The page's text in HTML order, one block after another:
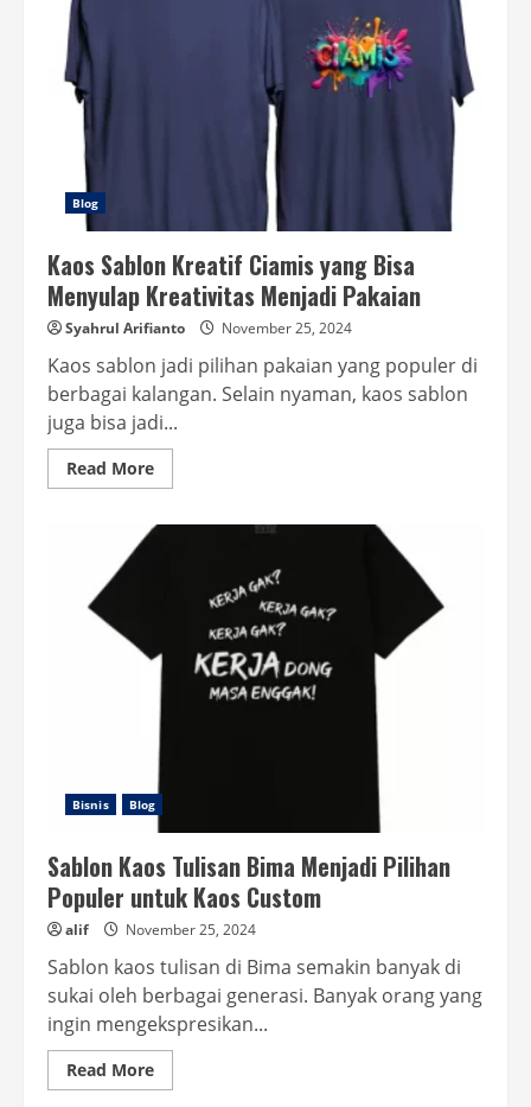
Blog
Kaos Sablon Kreatif Ciamis yang Bisa
Menyulap Kreativitas Menjadi Pakaian
Syahrul Arifianto November 25, 2024
Kaos sablon jadi pilihan pakaian yang populer di
berbagai kalangan. Selain nyaman, kaos sablon
juga bisa jadi...
Read MoreRead
more
Sablon
Menyulap
Kreativitas
Menjadi
Pakaian
Bisnis Blog
Sablon Kaos Tulisan Bima Menjadi Pilihan
Populer untuk Kaos Custom
alif November 25, 2024
Sablon kaos tulisan di Bima semakin banyak di
sukai oleh berbagai generasi. Banyak orang yang
ingin mengekspresikan...
Read MoreRead
more